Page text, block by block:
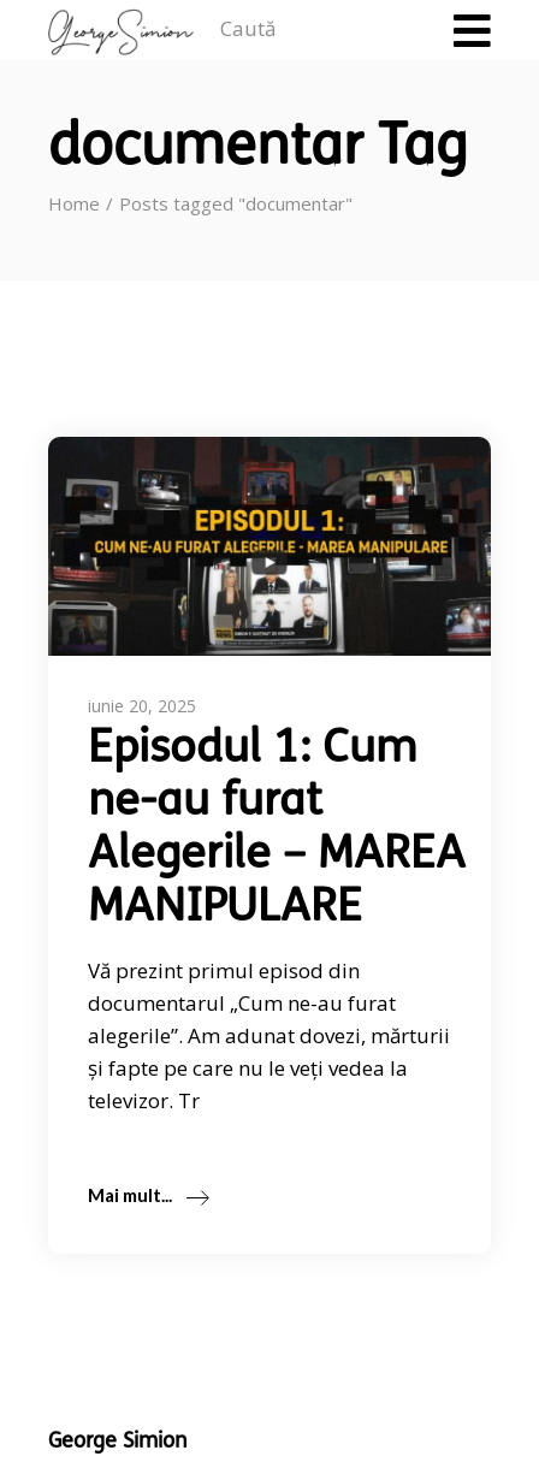
documentar Tag
Home Posts tagged "documentar"
iunie 20, 2025
Episodul 1: Cum
ne-au furat
Alegerile – MAREA
MANIPULARE
Vă prezint primul episod din
documentarul „Cum ne-au furat
alegerile”. Am adunat dovezi, mărturii
și fapte pe care nu le veți vedea la
televizor. Tr
Mai mult...
George Simion